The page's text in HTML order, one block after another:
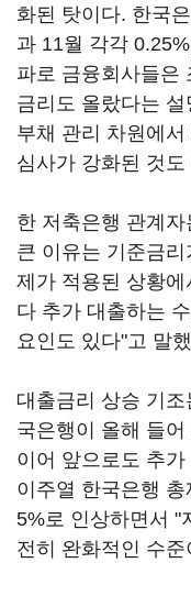
화된 탓이다. 한국
과 11월 각각
파로 금융회사들은
금리도 올랐다는 설
부채 관리 차원에
심사가 강화된 것
한 저축은행 관계
큰 이유는 기준금
제가 적용된 상황
다 추가 대출하는
요인도 있다"고 말
대출금리 상승 기
국은행이 올해 들어
이어 앞으로도 추
이주열 한국은행
5%로 인상하면서 "
전히 완화적인 수